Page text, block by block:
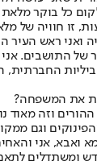
כל בוקר
זו חוויה של
ואני ראש העיר
של התושבים. אני
החברתית,
את המשפחה?
וזה מאוד
וגם
ואבא, אני
ומשתדלים לתאם